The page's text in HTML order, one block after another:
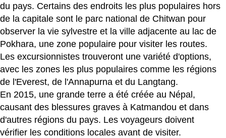
du pays. Certains des endroits les plus populaires hors
de la capitale sont le parc national de Chitwan pour
observer la vie sylvestre et la ville adjacente au lac de
Pokhara, une zone populaire pour visiter les routes.
Les excursionnistes trouveront une variété d'options,
avec les zones les plus populaires comme les régions
de l'Everest, de l'Annapurna et du Langtang.
En 2015, une grande terre a été créée au Népal,
causant des blessures graves à Katmandou et dans
d'autres régions du pays. Les voyageurs doivent
vérifier les conditions locales avant de visiter.